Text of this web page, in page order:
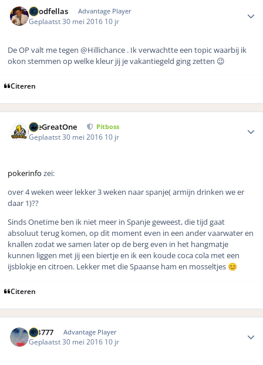
Goodfellas Advantage Player
Geplaatst 30 mei 2016 10 jr
De OP valt me tegen @Hillichance . Ik verwachtte een topic waarbij ik
okon stemmen op welke kleur jij je vakantiegeld ging zetten 😉
Citeren
TheGreatOne Pitboss
Geplaatst 30 mei 2016 10 jr
pokerinfo zei:
over 4 weken weer lekker 3 weken naar spanje( armijn drinken we er
daar 1)??
Sinds Onetime ben ik niet meer in Spanje geweest, die tijd gaat
absoluut terug komen, op dit moment even in een ander vaarwater en
knallen zodat we samen later op de berg even in het hangmatje
kunnen liggen met jij een biertje en ik een koude coca cola met een
ijsblokje en citroen. Lekker met die Spaanse ham en mosseltjes 😊
Citeren
MB777 Advantage Player
Geplaatst30 mei 2016 10 jr